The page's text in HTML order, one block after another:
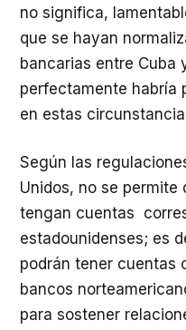
no significa,
que se hayan
bancarias entre Cuba
perfectamente habría
en estas
Según las
Unidos, no se permite
tengan cuentas
estadounidenses; es
podrán tener cuentas
bancos
para sostener